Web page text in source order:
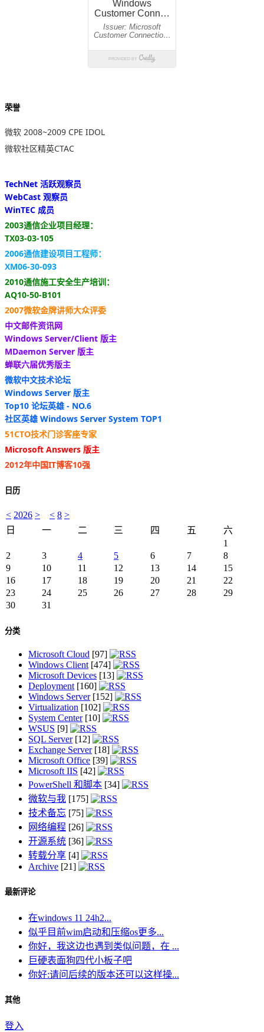
荣誉
微软 2008~2009 CPE IDOL
微软社区精英CTAC
TechNet 活跃观察员
WebCast 观察员
WinTEC 成员
2003通信企业项目经理：
TX03-03-105
2006通信建设项目工程师：
XM06-30-093
2010通信施工安全生产培训：
AQ10-50-B101
2007微软金牌讲师大众评委
中文邮件资讯网
Windows Server/Client 版主
MDaemon Server 版主
蝉联六届优秀版主
微软中文技术论坛
Windows Server 版主
Top10 论坛英雄 - NO.6
社区英雄 Windows Server System TOP1
51CTO技术门诊客座专家
Microsoft Answers 版主
2012年中国IT博客10强
日历
< 2026 > < 8 >
日
一 二 三 四 五
六
1
2
3 4 5 6 7
8
9
10 11 12 13 14
15
16
17 18 19 20 21
22
23
24 25 26 27 28
29
30
31
分类
Microsoft Cloud [97]
Windows Client[474]
Microsoft Devices [13]
Deployment[160]
Windows Server[152]
Virtualization [102]
System Center[10]
WSUS [9]
SQL Server[12]
Exchange Server[18]
Microsoft Office [39]
Microsoft IIS [42]
PowerShell 和脚本 [34]
微软与我 [175]
技术备忘 [75]
网络编程 [26]
开源系统 [36]
转载分享 [4]
Archive [21]
最新评论
在windows 11 24h2...
似乎目前wim启动和压缩os更多...
你好，我这边也遇到类似问题，在 ...
巨硬表面狗四代小板子吧
你好:请问后续的版本还可以这样操...
其他
登入